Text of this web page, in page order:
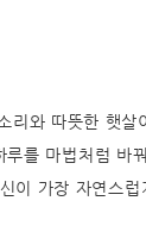
리와 따뜻한 햇살
루를 마법처럼 바
이 가장 자연스